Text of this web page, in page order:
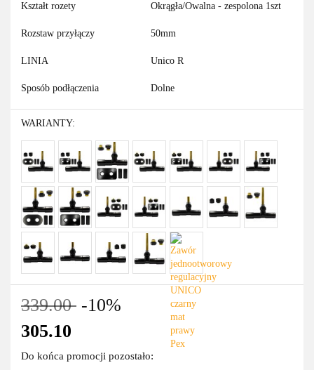
Kształt rozety Okrągła/Owalna - zespolona 1szt
Rozstaw przyłączy 50mm
LINIA Unico R
Sposób podłączenia Dolne
WARIANTY:
339.00 -10%
305.10
Do końca promocji pozostało: